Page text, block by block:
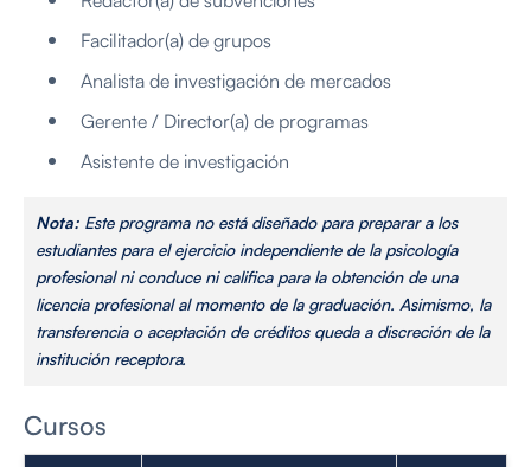
Facilitador(a) de grupos
Analista de investigación de mercados
Gerente / Director(a) de programas
Asistente de investigación
Nota: Este programa no está diseñado para preparar a los
estudiantes para el ejercicio independiente de la psicología
profesional ni conduce ni califica para la obtención de una
licencia profesional al momento de la graduación. Asimismo, la
transferencia o aceptación de créditos queda a discreción de la
institución receptora.
Cursos